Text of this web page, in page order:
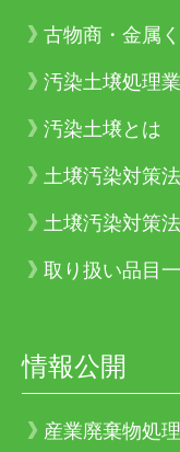
古物商・金属
汚染土壌処理業
汚染土壌とは
土壌汚染対策
土壌汚染対策
取り扱い品目
情報公開
産業廃棄物処